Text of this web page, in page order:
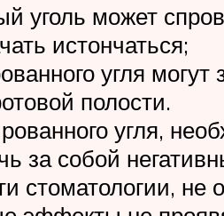
уголь может
истончаться;
угля
полости.
угля,
за собой
стоматологии, не